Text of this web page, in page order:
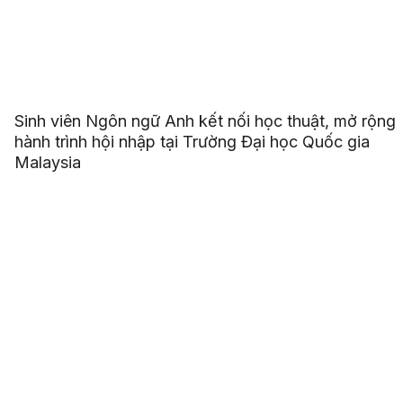
Sinh viên Ngôn ngữ Anh kết nối học thuật, mở rộng
hành trình hội nhập tại Trường Đại học Quốc gia
Malaysia